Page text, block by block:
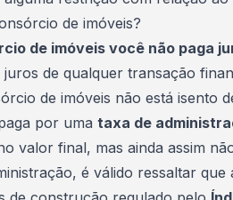
de imóveis?
de imóveis você não paga
de qualquer transação
de imóveis não está isento
por uma taxa de
valor final, mas ainda assim
é válido ressaltar